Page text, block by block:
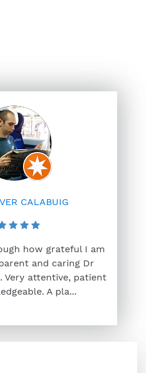
CALABUIG
how grateful I am
and caring Dr
Very attentive, patient
A pla...